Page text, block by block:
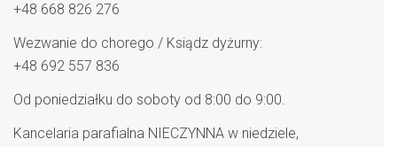
+48 668 826 276
Wezwanie do chorego / Ksiądz dyżurny:
+48 692 557 836
Od poniedziałku do soboty od 8:00 do 9:00.
Kancelaria parafialna NIECZYNNA w niedziele,